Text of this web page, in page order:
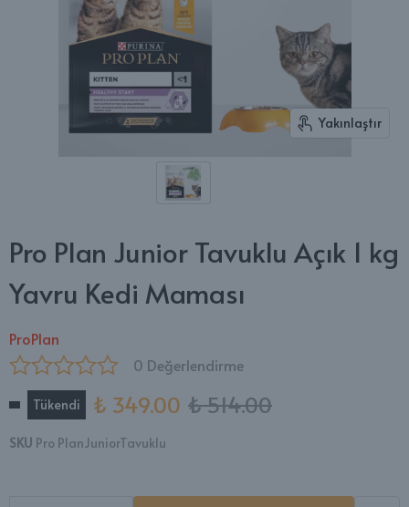
Yakınlaştır
Pro Plan Junior Tavuklu Açık 1 kg
Yavru Kedi Maması
ProPlan
0 Değerlendirme
Tükendi ₺ 349.00 ₺ 514.00
SKU Pro PlanJuniorTavuklu